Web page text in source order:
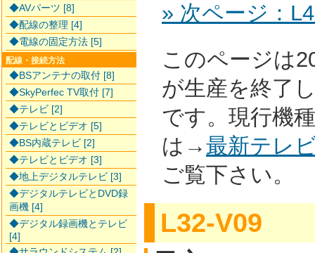
» 次ページ：
このページは
が生産を終了
です。現行機
は→最新テレ
ご覧下さい。
L32-V09
◆AVパーツ [8]
◆配線の整理 [4]
◆電線の固定方法 [5]
配線・接続方法
◆BSアンテナの取付 [8]
◆SkyPerfec TV取付 [7]
◆テレビ [2]
◆テレビとビデオ [5]
◆BS内蔵テレビ [2]
◆テレビとビデオ [3]
◆地上デジタルテレビ [3]
◆デジタルテレビとDVD録
画機 [4]
◆デジタル録画機とテレビ
[4]